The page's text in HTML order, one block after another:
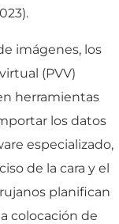
imágenes, los
(PVV)
herramientas
los datos
especializado,
de la cara y el
planifican
colocación de